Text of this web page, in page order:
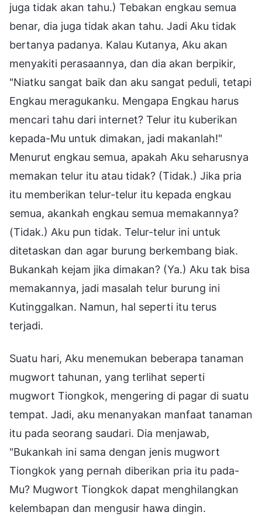
juga tidak akan tahu.) Tebakan engkau semua
benar, dia juga tidak akan tahu. Jadi Aku tidak
bertanya padanya. Kalau Kutanya, Aku akan
menyakiti perasaannya, dan dia akan berpikir,
"Niatku sangat baik dan aku sangat peduli, tetapi
Engkau meragukanku. Mengapa Engkau harus
mencari tahu dari internet? Telur itu kuberikan
kepada-Mu untuk dimakan, jadi makanlah!"
Menurut engkau semua, apakah Aku seharusnya
memakan telur itu atau tidak? (Tidak.) Jika pria
itu memberikan telur-telur itu kepada engkau
semua, akankah engkau semua memakannya?
(Tidak.) Aku pun tidak. Telur-telur ini untuk
ditetaskan dan agar burung berkembang biak.
Bukankah kejam jika dimakan? (Ya.) Aku tak bisa
memakannya, jadi masalah telur burung ini
Kutinggalkan. Namun, hal seperti itu terus
terjadi.
Suatu hari, Aku menemukan beberapa tanaman
mugwort tahunan, yang terlihat seperti
mugwort Tiongkok, mengering di pagar di suatu
tempat. Jadi, aku menanyakan manfaat tanaman
itu pada seorang saudari. Dia menjawab,
"Bukankah ini sama dengan jenis mugwort
Tiongkok yang pernah diberikan pria itu pada-
Mu? Mugwort Tiongkok dapat menghilangkan
kelembapan dan mengusir hawa dingin.